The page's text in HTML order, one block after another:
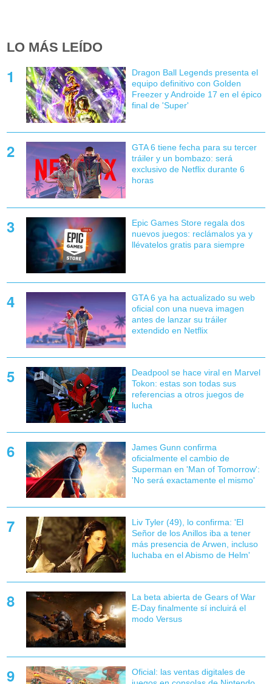
LO MÁS LEÍDO
Dragon Ball Legends presenta el
equipo definitivo con Golden
Freezer y Androide 17 en el épico
final de 'Super'
GTA 6 tiene fecha para su tercer
tráiler y un bombazo: será
exclusivo de Netflix durante 6
horas
Epic Games Store regala dos
nuevos juegos: reclámalos ya y
llévatelos gratis para siempre
GTA 6 ya ha actualizado su web
oficial con una nueva imagen
antes de lanzar su tráiler
extendido en Netflix
Deadpool se hace viral en Marvel
Tokon: estas son todas sus
referencias a otros juegos de
lucha
James Gunn confirma
oficialmente el cambio de
Superman en 'Man of Tomorrow':
'No será exactamente el mismo'
Liv Tyler (49), lo confirma: 'El
Señor de los Anillos iba a tener
más presencia de Arwen, incluso
luchaba en el Abismo de Helm'
La beta abierta de Gears of War
E-Day finalmente sí incluirá el
modo Versus
Oficial: las ventas digitales de